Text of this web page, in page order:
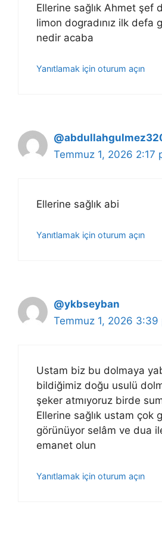
Ellerine sağlık Ahmet şef
limon dogradınız ilk defa
nedir acaba
Yanıtlamak için oturum açın
Temmuz 1, 2026 2:17
Ellerine sağlık abi
Yanıtlamak için oturum açın
@ykbseyban
Temmuz 1, 2026 3:39
Ustam biz bu dolmaya
bildiğimiz doğu usulü
şeker atmıyoruz birde
Ellerine sağlık ustam çok
görünüyor selâm ve dua
emanet olun
Yanıtlamak için oturum açın